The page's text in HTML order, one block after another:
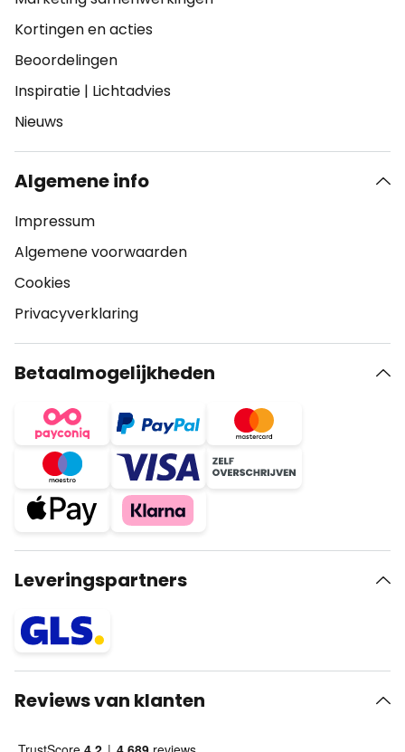
Kortingen en acties
Beoordelingen
Inspiratie | Lichtadvies
Nieuws
Algemene info
Impressum
Algemene voorwaarden
Cookies
Privacyverklaring
Betaalmogelijkheden
Leveringspartners
Reviews van klanten